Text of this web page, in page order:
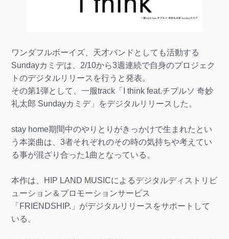
ワンダフルボーイズ、天才バンドとしても活動する
Sundayカミデは、2/10から3週連続で自身のプロジェク
トのデジタルリリースを行うと発表。
その第1弾として、一服track「I think feat.チプルソ 奇妙
礼太郎 Sundayカミデ」をデジタルリリースした。
stay home期間中のやりとりがきっかけで生まれたとい
う本楽曲は、3者それぞれのその時の気持ちや考えてい
る事が混ざり合った1曲となっている。
本作は、HIP LAND MUSICによるデジタルディストリビ
ューション＆プロモーションサービス
「FRIENDSHIP.」がデジタルリリースをサポートして
いる。